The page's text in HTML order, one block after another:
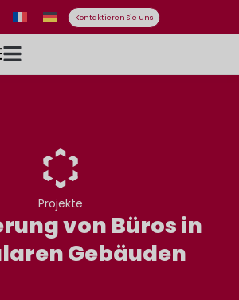
Kontaktieren Sie uns
Projekte
von Büros in
Gebäuden